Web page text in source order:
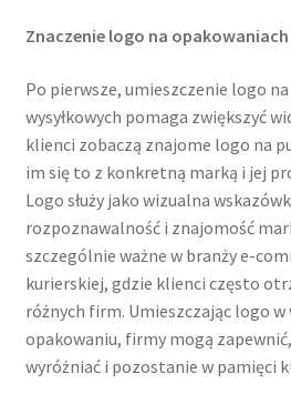
My Account
O firmie
Oferta na wino
Polityka prywatności
Polityka prywatności
Znaczenie logo na opakowaniach
Po pierwsze, umieszczenie logo
wysyłkowych pomaga zwiększyć
klienci zobaczą znajome logo na
im się to z konkretną marką i jej
Logo służy jako wizualna
rozpoznawalność i znajomość
szczególnie ważne w branży e-
kurierskiej, gdzie klienci często
różnych firm. Umieszczając logo
opakowaniu, firmy mogą
wyróżniać i pozostanie w pamięci